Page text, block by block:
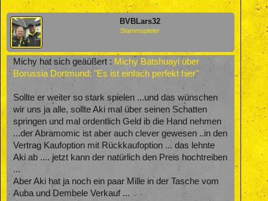
BVBLars32
Stammspieler
Michy hat sich geäüßert : Michy Batshuayi über
Borussia Dortmund: "Es ist einfach perfekt hier"
Sollte er weiter so stark spielen ...und das wünschen
wir uns ja alle, sollte Aki mal über seinen Schatten
springen und mal ordentlich Geld ib die Hand nehmen
...der Abramomic ist aber auch clever gewesen ..in den
Vertrag Kaufoption mit Rückkaufoption ... das lehnte
Aki ab .... jetzt kann der natürlich den Preis hochtreiben
...
Aber Aki hat ja noch ein paar Mille in der Tasche vom
Auba und Dembele Verkauf ...